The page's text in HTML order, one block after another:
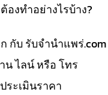
องทำอย่างไรบ้าง?
กับ รับจำนำแพร่.com
ไลน์ หรือ โทร
ระเมินราคา